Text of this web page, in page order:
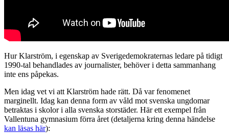
Hur Klarström, i egenskap av Sverigedemokraternas ledare på tidigt
1990-tal behandlades av journalister, behöver i detta sammanhang
inte ens påpekas.
Men idag vet vi att Klarström hade rätt. Då var fenomenet
marginellt. Idag kan denna form av våld mot svenska ungdomar
betraktas i skolor i alla svenska storstäder. Här ett exempel från
Vallentuna gymnasium förra året (detaljerna kring denna händelse
kan läsas här):